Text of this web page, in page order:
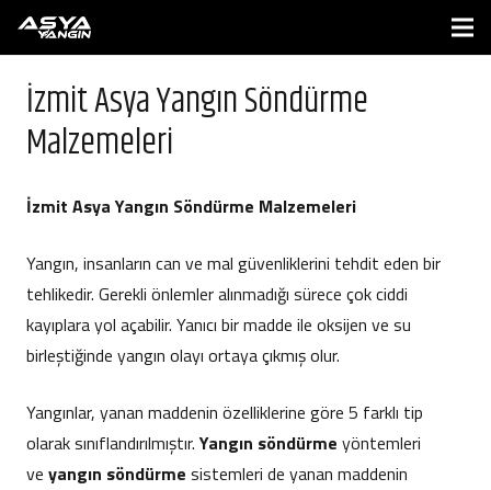
İzmit Asya Yangın Söndürme
Malzemeleri
İzmit Asya Yangın Söndürme Malzemeleri
Yangın, insanların can ve mal güvenliklerini tehdit eden bir
tehlikedir. Gerekli önlemler alınmadığı sürece çok ciddi
kayıplara yol açabilir. Yanıcı bir madde ile oksijen ve su
birleştiğinde yangın olayı ortaya çıkmış olur.
Yangınlar, yanan maddenin özelliklerine göre 5 farklı tip
olarak sınıflandırılmıştır.Yangın söndürme yöntemleri
ve yangın söndürme sistemleri de yanan maddenin